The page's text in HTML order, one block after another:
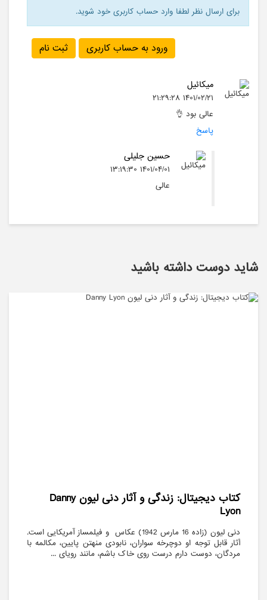
برای ارسال نظر لطفا وارد حساب کاربری خود شوید.
ورود به حساب کاربری ثبت نام
میکائیل
۱۴۰۱/۰۲/۲۱ ۲۱:۲۹:۲۸
عالی بود 👌
پاسخ
حسین جلیلی
۱۴۰۱/۰۴/۰۱ ۱۳:۱۹:۳۰
عالی
شاید دوست داشته باشید
کتاب دیجیتال: زندگی و آثار دنی لیون Danny
Lyon
دنی لیون (زاده 16 مارس 1942) عکاس و فیلمساز آمریکایی است.
آثار قابل توجه او دوچرخه سواران، نابودی منهتن پایین، مکالمه با
مردگان، دوست دارم درست روی خاک باشم، مانند رویای ...